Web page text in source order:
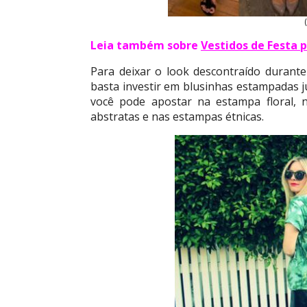
Leia também sobre Vestidos de Festa
Para deixar o look descontraído
basta investir em blusinhas estampadas
você pode apostar na estampa floral,
abstratas e nas estampas étnicas.